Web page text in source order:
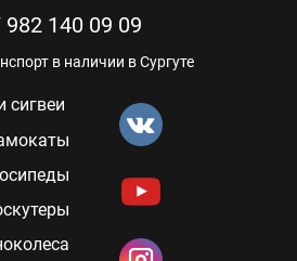
сигвеи
982 140 09 09
в наличии в Сургуте